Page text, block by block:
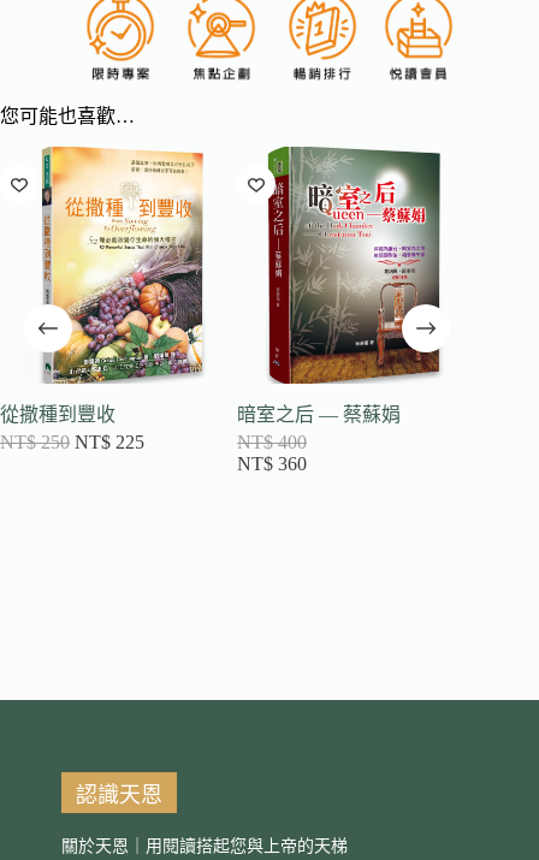
您可能也喜歡…
從撒種到豐收
NT$250 NT$ 225
暗室之后 — 蔡蘇娟
NT$400
NT$ 360
認識天恩
關於天恩｜用閱讀搭起您與上帝的天梯